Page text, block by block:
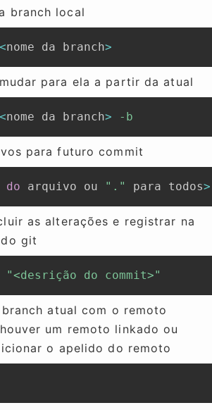
branch local
<nome da branch>
para ela a partir da atual
<nome da branch> -b
para futuro commit
do arquivo ou "." para todos>
as alterações e registrar na
git
"<desrição do commit>"
atual com o remoto
um remoto linkado ou
o apelido do remoto